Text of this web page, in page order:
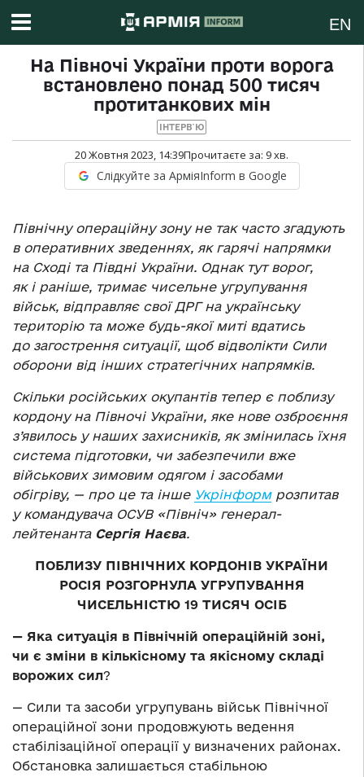
EN
На Півночі України проти ворога
встановлено понад 500 тисяч
протитанкових мін
ІНТЕРВ`Ю
20 Жовтня 2023, 14:39Прочитаєте за: 9хв.
Слідкуйте за АрміяInform в Google
Північну операційну зону не так часто згадують
в оперативних зведеннях, як гарячі напрямки
на Сході та Півдні України. Однак тут ворог,
як і раніше, тримає чисельне угрупування
військ, відправляє свої ДРГ на українську
територію та може будь-якої миті вдатись
до загострення ситуації, щоб відволікти Сили
оборони від інших стратегічних напрямків.
Скільки російських окупантів тепер є поблизу
кордону на Півночі України, яке нове озброєння
з’явилось у наших захисників, як змінилась їхня
система підготовки, чи забезпечили вже
військових зимовим одягом і засобами
обігріву, — про це та інше Укрінформрозпитав
у командувача ОСУВ «Північ» генерал-
лейтенанта Сергія Наєва.
ПОБЛИЗУ ПІВНІЧНИХ КОРДОНІВ УКРАЇНИ
РОСІЯ РОЗГОРНУЛА УГРУПУВАННЯ
ЧИСЕЛЬНІСТЮ 19 ТИСЯЧ ОСІБ
— Яка ситуація в Північній операційній зоні,
чи є зміни в кількісному та якісному складі
ворожих сил?
— Сили та засоби угрупувань військ Північної
операційної зони продовжують ведення
стабілізаційної операції у визначених районах.
Обстановка залишається стабільною